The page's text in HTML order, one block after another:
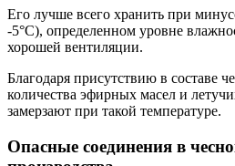
Его лучше всего хранить при
-5°С), определенном уровне
хорошей вентиляции.
Благодаря присутствию в составе
количества эфирных масел и
замерзают при такой температуре.
Опасные соединения в